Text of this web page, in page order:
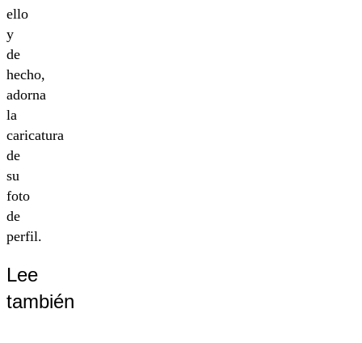
ello
y
de
hecho,
adorna
la
caricatura
de
su
foto
de
perfil.
Lee
también